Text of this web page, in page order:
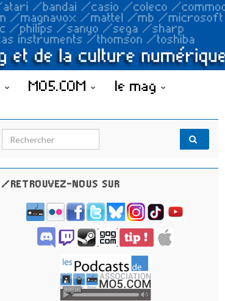
MO5.COM le mag
Search for:
/RETROUVEZ-NOUS SUR